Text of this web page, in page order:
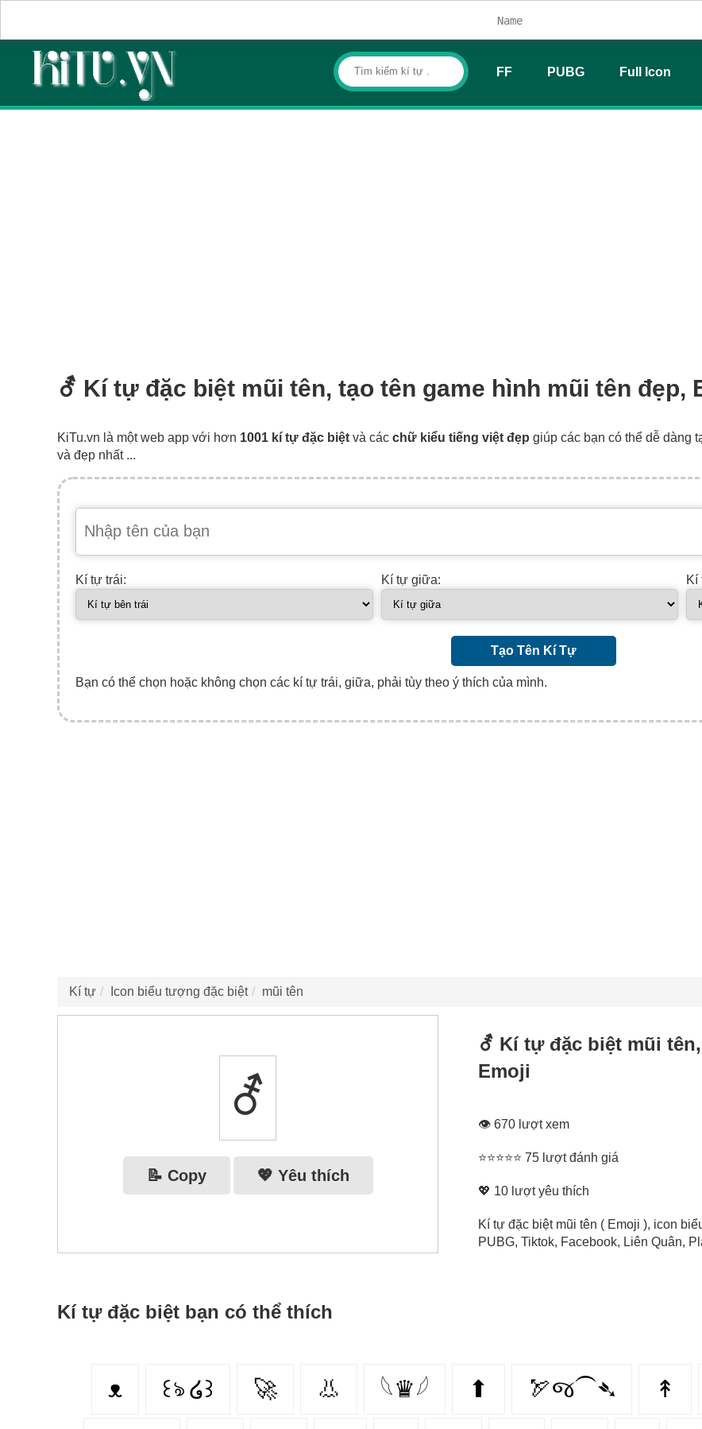
FF PUBG Full Icon
⚦ Kí tự đặc biệt mũi tên, tạo tên game hình mũi tên đẹp,
KiTu.vn là một web app với hơn 1001 kí tự đặc biệt và các chữ kiểu tiếng việt đẹp giúp các bạn có thể dễ dàng
và đẹp nhất ...
Kí tự trái: Kí tự giữa: Kí
Tạo Tên Kí Tự
Bạn có thể chọn hoặc không chọn các kí tự trái, giữa, phải tùy theo ý thích của mình.
Kí tự Icon biểu tượng đặc biệt mũi tên
⚦
📝 Copy 💖 Yêu thích
⚦ Kí tự đặc biệt mũi
Emoji
👁 670 lượt xem
⭐⭐⭐⭐⭐ 75 lượt đánh giá
💖 10 lượt yêu thích
Kí tự đặc biệt mũi tên ( Emoji ), icon
PUBG, Tiktok, Facebook, Liên Quân,
Kí tự đặc biệt bạn có thể thích
ᴥ ꒰ঌ ໒꒱ 🚀 👃 𓆩♛𓆪 ⬆ 🏹જ⁀➴ ↟